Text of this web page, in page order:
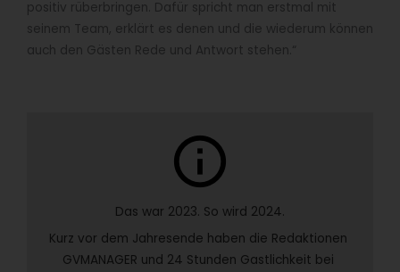
positiv rüberbringen. Dafür spricht man erstmal mit
seinem Team, erklärt es denen und die wiederum können
auch den Gästen Rede und Antwort stehen.“
info
Das war 2023. So wird 2024.
Kurz vor dem Jahresende haben die Redaktionen
GVMANAGER und 24 Stunden Gastlichkeit bei